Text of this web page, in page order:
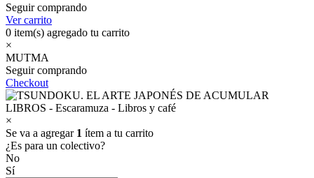
Seguir comprando
Ver carrito
0 item(s) agregado tu carrito
×
MUTMA
Seguir comprando
Checkout
×
Se va a agregar 1 ítem a tu carrito
¿Es para un colectivo?
No
Sí